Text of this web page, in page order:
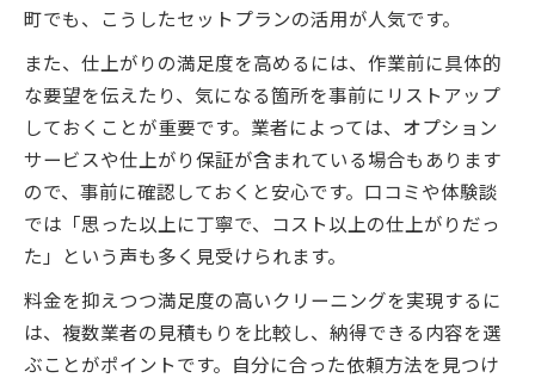
町でも、こうしたセットプランの活用が人気です。
また、仕上がりの満足度を高めるには、作業前に具体的
な要望を伝えたり、気になる箇所を事前にリストアップ
しておくことが重要です。業者によっては、オプション
サービスや仕上がり保証が含まれている場合もあります
ので、事前に確認しておくと安心です。口コミや体験談
では「思った以上に丁寧で、コスト以上の仕上がりだっ
た」という声も多く見受けられます。
料金を抑えつつ満足度の高いクリーニングを実現するに
は、複数業者の見積もりを比較し、納得できる内容を選
ぶことがポイントです。自分に合った依頼方法を見つけ